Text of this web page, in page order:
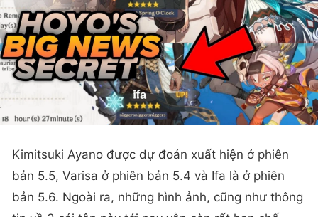
Kimitsuki Ayano được dự đoán xuất hiện ở phiên
bản 5.5, Varisa ở phiên bản 5.4 và Ifa là ở phiên
bản 5.6. Ngoài ra, những hình ảnh, cũng như thông